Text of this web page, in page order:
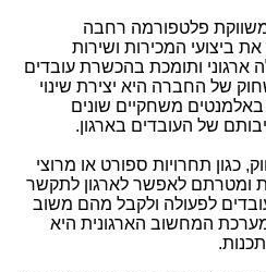
פלטפורמה רחבה
ביצועי המכירות ושירות
ארגוני ותומכת בהכשרת עובדים
של החברה היא יצירת שינוי
באלמנטים משחקיים שונים
של העובדים בארגון.
תחרויות ספורט או מרוצי
ומטרתם לאפשר לארגון לתקשר
לפעולה ולקבל מהם משוב
המחשוב הארגונית היא